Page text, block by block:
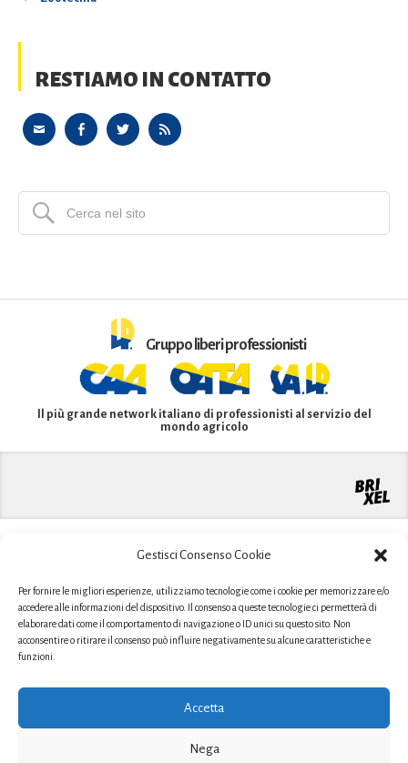
Gestisci Consenso Cookie
Per fornire le migliori esperienze, utilizziamo tecnologie come i cookie per memorizzare e/o
accedere alle informazioni del dispositivo. Il consenso a queste tecnologie ci permetterà di
elaborare dati come il comportamento di navigazione o ID unici su questo sito. Non
acconsentire o ritirare il consenso può influire negativamente su alcune caratteristiche e
funzioni.
Accetta
Nega
RESTIAMO IN CONTATTO
Gruppo liberi professionisti
Il più grande network italiano di professionisti al servizio del
mondo agricolo
Sito realizzato grazie al contributo PSR 2014-2020 Regione